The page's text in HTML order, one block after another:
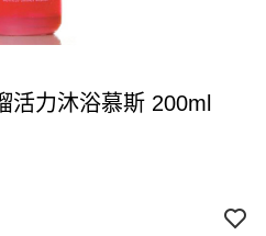
活力沐浴慕斯 200ml